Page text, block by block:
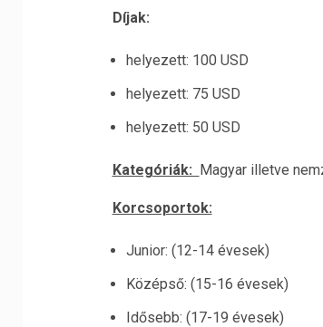
Díjak:
helyezett: 100 USD
helyezett: 75 USD
helyezett: 50 USD
Kategóriák: Magyar illetve
Korcsoportok:
Junior: (12-14 évesek)
Középső: (15-16 évesek)
Idősebb: (17-19 évesek)